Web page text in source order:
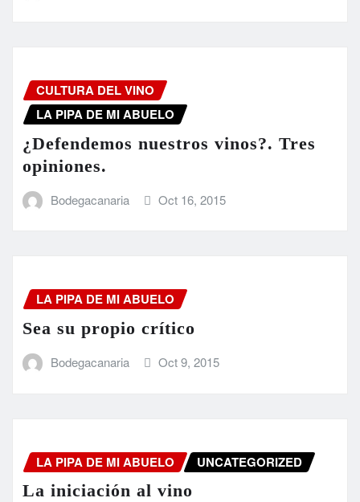
CULTURA DEL VINO
LA PIPA DE MI ABUELO
¿Defendemos nuestros vinos?. Tres
opiniones.
Bodegacanaria Oct 16, 2015
LA PIPA DE MI ABUELO
Sea su propio crítico
Bodegacanaria Oct 9, 2015
LA PIPA DE MI ABUELO UNCATEGORIZED
La iniciación al vino